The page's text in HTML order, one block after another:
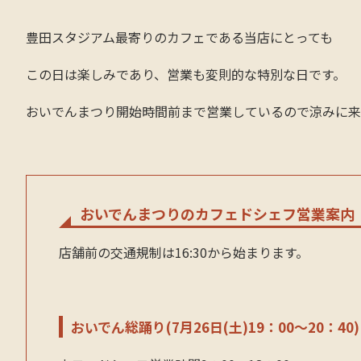
豊田スタジアム最寄りのカフェである当店にとっても
この日は楽しみであり、営業も変則的な特別な日です。
おいでんまつり開始時間前まで営業しているので涼みに
おいでんまつりのカフェドシェフ営業案内
店舗前の交通規制は16:30から始まります。
おいでん総踊り(7月26日(土)19：00～20：40)